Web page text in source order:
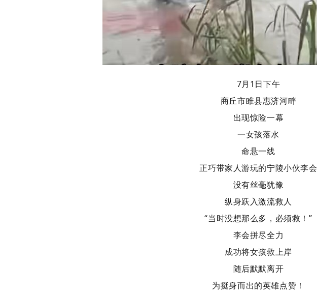
7月1日下午
商丘市睢县惠济河畔
出现惊险一幕
一女孩落水
命悬一线
正巧带家人游玩的宁陵小伙李会
没有丝毫犹豫
纵身跃入激流救人
“当时没想那么多，必须救！”
李会拼尽全力
成功将女孩救上岸
随后默默离开
为挺身而出的英雄点赞！